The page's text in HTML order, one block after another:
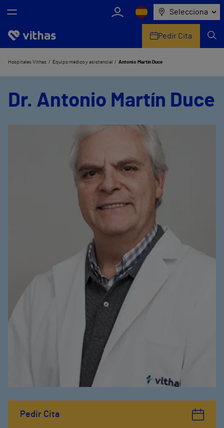
Selecciona
Nosotros
Equipo médico y asistencial
Pedir Cita
Hospitales Vithas Equipo médico y asistencial Antonio Martín Duce
Pedir Cita
Dr. Antonio Martín Duce